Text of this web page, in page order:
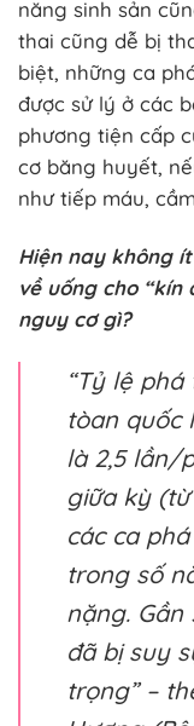
năng sinh sản
thai cũng dễ bị
biệt, những ca
được sử lý ở các
phương tiện cấp
cơ băng huyết,
như tiếp máu,
Hiện nay không
về uống cho
nguy cơ gì?
“Tỷ lệ
tòan quốc
là 2,5 lần/
giữa kỳ (từ
các ca
trong số
nặng. Gần
đã bị suy
trọng” –